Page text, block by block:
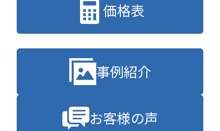
価格表
事例紹介
お客様の声